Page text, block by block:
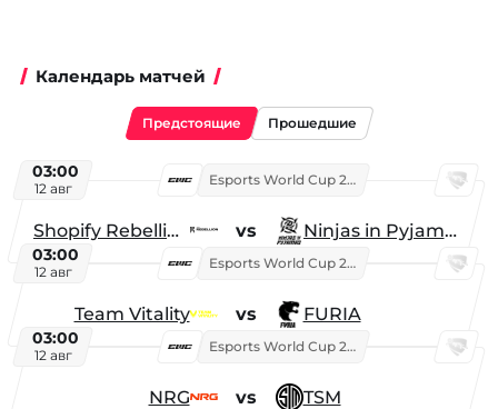
Календарь матчей
Предстоящие Прошедшие
03:00
12 авг
Esports World Cup 2026
Shopify Rebellion vs Ninjas in Pyjamas
03:00
12 авг
Esports World Cup 2026
Team Vitality vs FURIA
03:00
12 авг
Esports World Cup 2026
NRG vs TSM